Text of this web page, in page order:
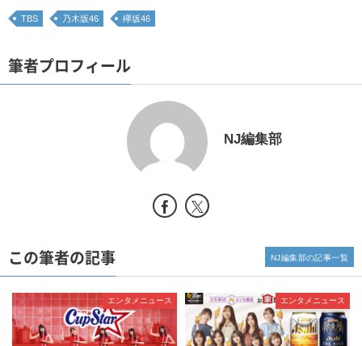
TBS 乃木坂46 欅坂46
筆者プロフィール
NJ編集部
この筆者の記事
エンタメニュース エンタメニュース
NJ編集部の記事一覧